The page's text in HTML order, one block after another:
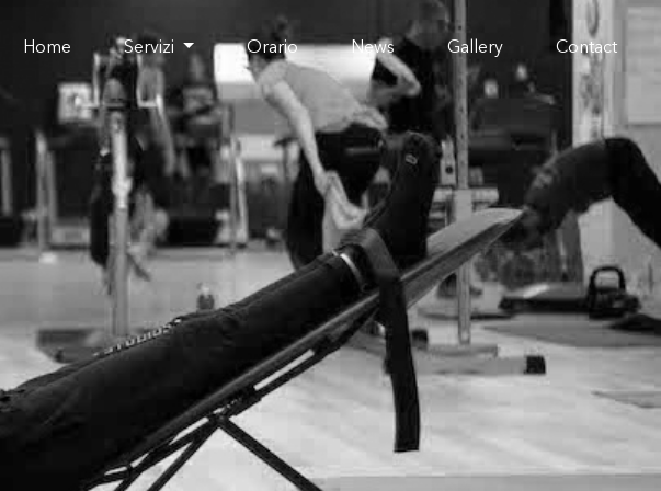
Home (current)Servizi Orario News Gallery Contact